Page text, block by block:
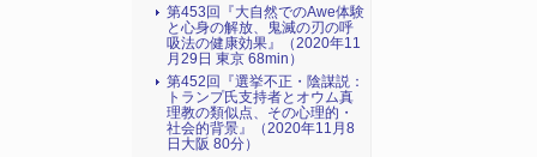
第453回『大自然でのAwe体験
と心身の解放、鬼滅の刃の呼
吸法の健康効果』（2020年11
月29日 東京 68min）
第452回『選挙不正・陰謀説：
トランプ氏支持者とオウム真
理教の類似点、その心理的・
社会的背景』（2020年11月8
日大阪 80分）